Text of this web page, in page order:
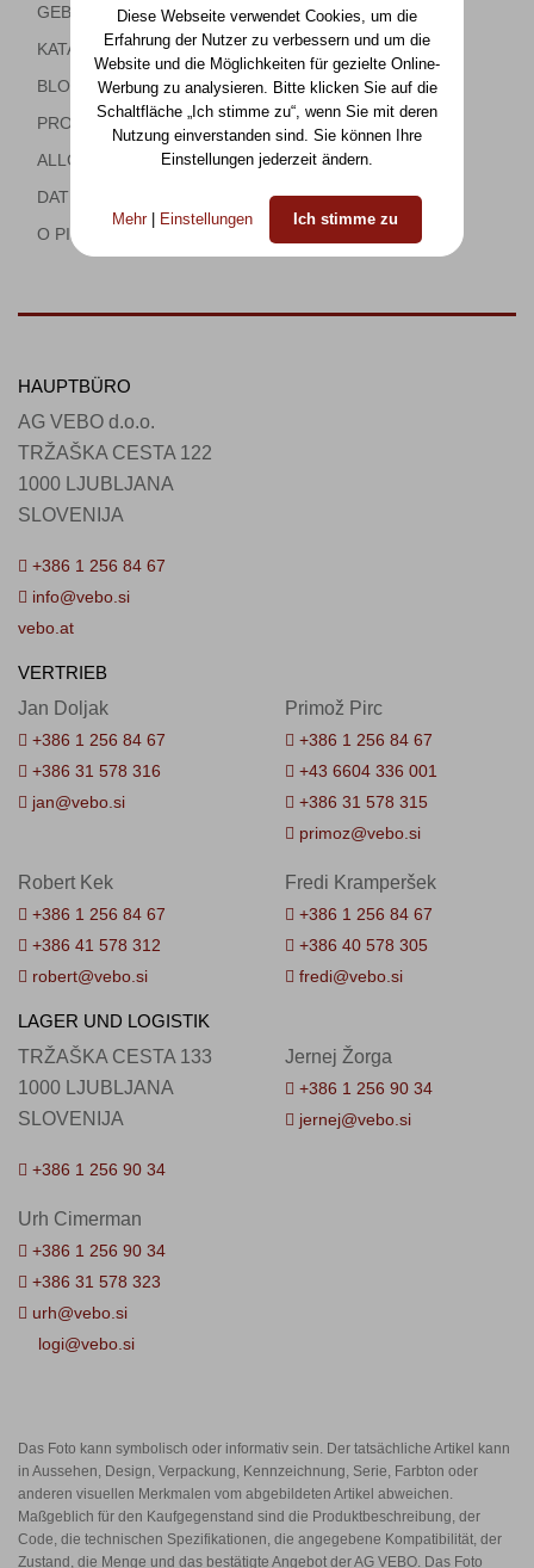
GEBRAUCHTE GASTRONOMIEGERÄTE
KATALOG
BLOG
PROJEKTE
ALLGEMEINE BEDINGUNGEN
DATENSCHUTZBEDINGUNGEN
O PIŠKOTKIH
HAUPTBÜRO
AG VEBO d.o.o.
TRŽAŠKA CESTA 122
1000 LJUBLJANA
SLOVENIJA
+386 1 256 84 67
info@vebo.si
vebo.at
VERTRIEB
Jan Doljak
+386 1 256 84 67
+386 31 578 316
jan@vebo.si
Primož Pirc
+386 1 256 84 67
+43 6604 336 001
+386 31 578 315
primoz@vebo.si
Robert Kek
+386 1 256 84 67
+386 41 578 312
robert@vebo.si
Fredi Kramperšek
+386 1 256 84 67
+386 40 578 305
fredi@vebo.si
LAGER UND LOGISTIK
TRŽAŠKA CESTA 133
1000 LJUBLJANA
SLOVENIJA
+386 1 256 90 34
Urh Cimerman
+386 1 256 90 34
+386 31 578 323
urh@vebo.si
logi@vebo.si
Jernej Žorga
+386 1 256 90 34
jernej@vebo.si
Das Foto kann symbolisch oder informativ sein. Der tatsächliche Artikel kann
in Aussehen, Design, Verpackung, Kennzeichnung, Serie, Farbton oder
anderen visuellen Merkmalen vom abgebildeten Artikel abweichen.
Maßgeblich für den Kaufgegenstand sind die Produktbeschreibung, der
Code, die technischen Spezifikationen, die angegebene Kompatibilität, der
Zustand, die Menge und das bestätigte Angebot der AG VEBO. Das Foto
Diese Webseite verwendet Cookies, um die
Erfahrung der Nutzer zu verbessern und um die
Website und die Möglichkeiten für gezielte Online-
Werbung zu analysieren. Bitte klicken Sie auf die
Schaltfläche „Ich stimme zu“, wenn Sie mit deren
Nutzung einverstanden sind. Sie können Ihre
Einstellungen jederzeit ändern.
Mehr| Einstellungen Ich stimme zu